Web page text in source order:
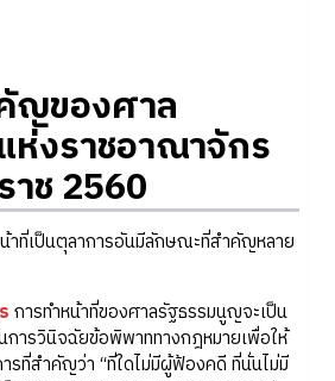
ญของศาล
งราชอาณาจักร
ช 2560
เป็นตุลาการอันมีลักษณะที่สำคัญหลาย
การทำหน้าที่ของศาลรัฐธรรมนูญจะเป็น
ารวินิจฉัยข้อพิพาททางกฎหมายเพื่อให้
รที่สำคัญว่า “ที่ใดไม่มีผู้ฟ้องคดี ที่นั่นไม่มี